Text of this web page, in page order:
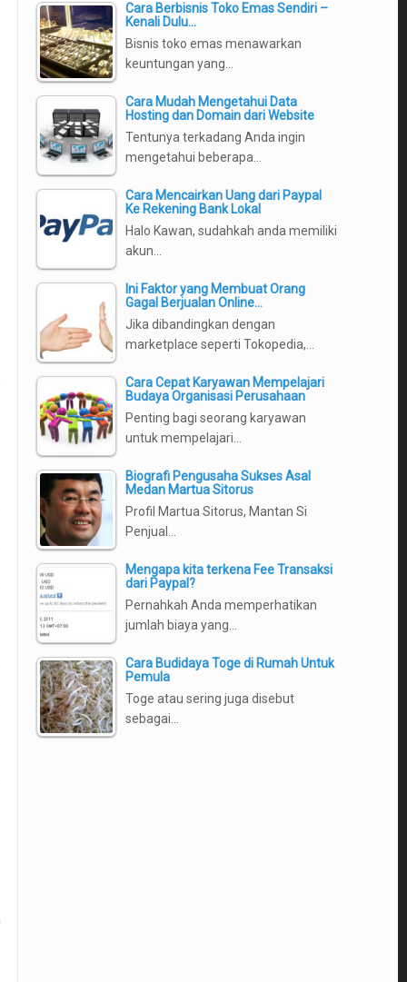
Cara Berbisnis Toko Emas Sendiri –
Kenali Dulu…
Bisnis toko emas menawarkan
keuntungan yang…
Cara Mudah Mengetahui Data
Hosting dan Domain dari Website
Tentunya terkadang Anda ingin
mengetahui beberapa…
Cara Mencairkan Uang dari Paypal
Ke Rekening Bank Lokal
Halo Kawan, sudahkah anda memiliki
akun…
Ini Faktor yang Membuat Orang
Gagal Berjualan Online…
Jika dibandingkan dengan
marketplace seperti Tokopedia,…
Cara Cepat Karyawan Mempelajari
Budaya Organisasi Perusahaan
Penting bagi seorang karyawan
untuk mempelajari…
Biografi Pengusaha Sukses Asal
Medan Martua Sitorus
Profil Martua Sitorus, Mantan Si
Penjual…
Mengapa kita terkena Fee Transaksi
dari Paypal?
Pernahkah Anda memperhatikan
jumlah biaya yang…
Cara Budidaya Toge di Rumah Untuk
Pemula
Toge atau sering juga disebut
sebagai…